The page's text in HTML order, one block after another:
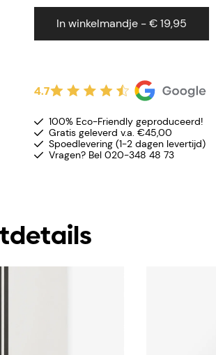
In winkelmandje - € 19,95
4.7
100% Eco-Friendly geproduceerd!
Gratis geleverd v.a. €45,00
Spoedlevering (1-2 dagen levertijd)
Vragen? Bel 020-348 48 73